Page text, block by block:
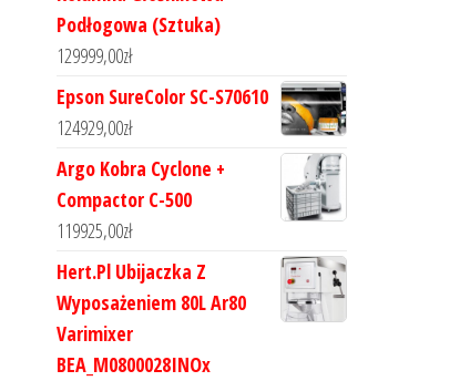
Podłogowa (Sztuka)
129999,00zł
Epson SureColor SC-S70610
124929,00zł
Argo Kobra Cyclone +
Compactor C-500
119925,00zł
Hert.Pl Ubijaczka Z
Wyposażeniem 80L Ar80
Varimixer
BEA_M0800028INOx